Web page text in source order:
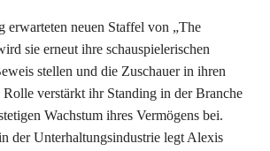
erwarteten neuen Staffel von „The
sie erneut ihre schauspielerischen
stellen und die Zuschauer in ihren
verstärkt ihr Standing in der Branche
Wachstum ihres Vermögens bei.
der Unterhaltungsindustrie legt Alexis